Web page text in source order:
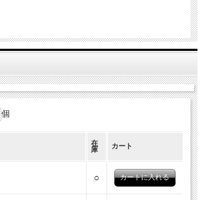
個
在
庫
カート
○